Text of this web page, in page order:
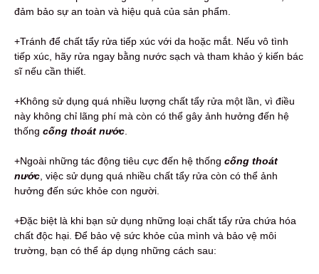
đảm bảo sự an toàn và hiệu quả của sản phẩm.
+Tránh để chất tẩy rửa tiếp xúc với da hoặc mắt. Nếu vô tình
tiếp xúc, hãy rửa ngay bằng nước sạch và tham khảo ý kiến bác
sĩ nếu cần thiết.
+Không sử dụng quá nhiều lượng chất tẩy rửa một lần, vì điều
này không chỉ lãng phí mà còn có thể gây ảnh hưởng đến hệ
thống cống thoát nước
+Ngoài những tác động tiêu cực đến hệ thống cống thoát
nước , việc sử dụng quá nhiều chất tẩy rửa còn có thể ảnh
hưởng đến sức khỏe con người.
+Đặc biệt là khi bạn sử dụng những loại chất tẩy rửa chứa hóa
chất độc hại. Để bảo vệ sức khỏe của mình và bảo vệ môi
trường, bạn có thể áp dụng những cách sau: